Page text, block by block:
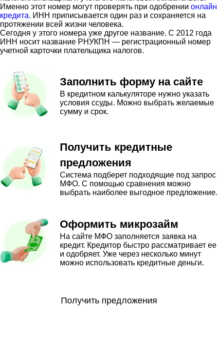
Именно этот номер могут проверять при одобрении онлайн
кредита. ИНН приписывается один раз и сохраняется на
протяжении всей жизни человека.
Сегодня у этого номера уже другое название. С 2012 года
ИНН носит название РНУКПН — регистрационный номер
учетной карточки плательщика налогов.
Заполнить форму на сайте
В кредитном калькуляторе нужно указать
условия ссуды. Можно выбрать желаемые
сумму и срок.
Получить кредитные
предложения
Система подберет подходящие под запрос
МФО. С помощью сравнения можно
выбрать наиболее выгодное предложение.
Оформить микрозайм
На сайте МФО заполняется заявка на
кредит. Кредитор быстро рассматривает ее
и одобряет. Уже через несколько минут
можно использовать кредитные деньги.
Получить предложения